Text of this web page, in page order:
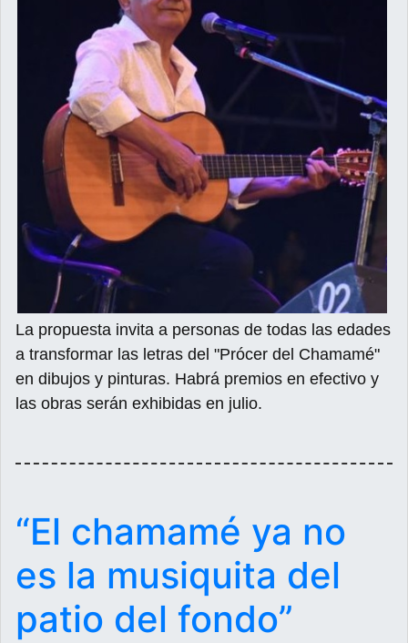
La propuesta invita a personas de todas las edades
a transformar las letras del "Prócer del Chamamé"
en dibujos y pinturas. Habrá premios en efectivo y
las obras serán exhibidas en julio.
“El chamamé ya no
es la musiquita del
patio del fondo”